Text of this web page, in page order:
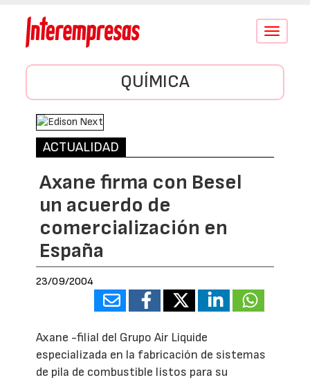
Conmutar
QUÍMICA
ACTUALIDAD
Axane firma con Besel
un acuerdo de
comercialización en
España
23/09/2004
Axane -filial del Grupo Air Liquide
especializada en la fabricación de sistemas
de pila de combustible listos para su